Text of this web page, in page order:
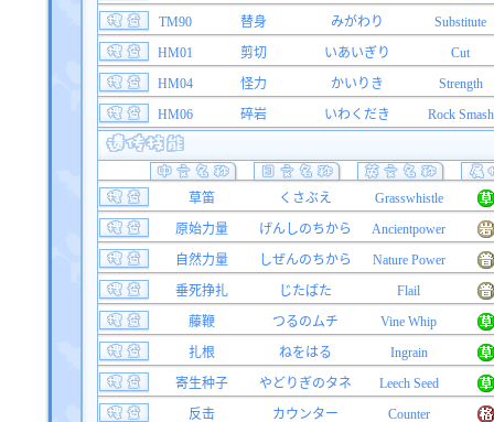
TM90
替身 みがわり
Substitute
HM01
剪切 いあいぎり
Cut
HM04
怪力 かいりき
Strength
HM06
碎岩 いわくだき Rock Smash
草笛 くさぶえ
Grasswhistle
原始力量
げんしのちから
Ancientpower
自然力量
しぜんのちから
Nature Power
垂死挣扎
じたばた
Flail
藤鞭
つるのムチ
Vine Whip
扎根
ねをはる
Ingrain
寄生种子
やどりぎのタネ
Leech Seed
反击
カウンター
Counter